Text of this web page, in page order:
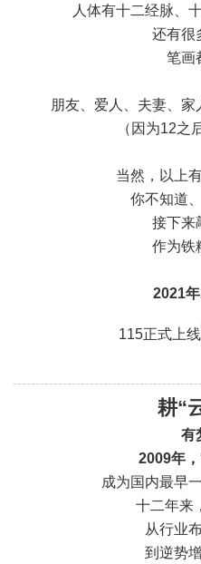
人体有十二经脉、
还有很
笔画
朋友、爱人、夫妻、
（因为12之
当然，以上
你不知道
接下来
作为铁
2021
115正式上线
耕“
有
2009年
成为国内最早
十二年来
从行业
到逆势